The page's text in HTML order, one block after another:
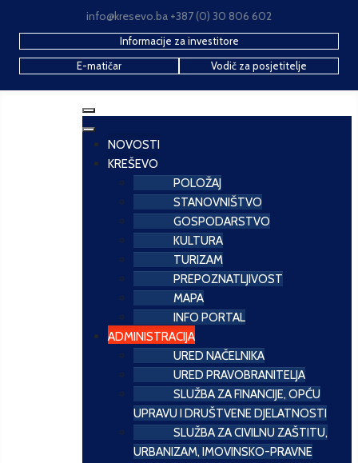
info@kresevo.ba +387 (0) 30 806 602
Informacije za investitore
E-matičar
Vodič za posjetitelje
NOVOSTI
KREŠEVO
POLOŽAJ
STANOVNIŠTVO
GOSPODARSTVO
KULTURA
TURIZAM
PREPOZNATLJIVOST
MAPA
INFO PORTAL
ADMINISTRACIJA
URED NAČELNIKA
URED PRAVOBRANITELJA
SLUŽBA ZA FINANCIJE, OPĆU
UPRAVU I DRUŠTVENE DJELATNOSTI
SLUŽBA ZA CIVILNU ZAŠTITU,
URBANIZAM, IMOVINSKO-PRAVNE